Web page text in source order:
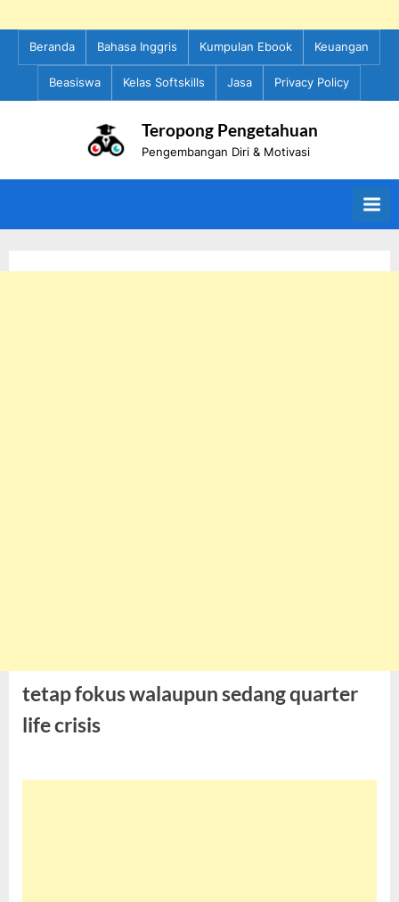
content
Beranda Bahasa Inggris Kumpulan Ebook Keuangan
Beasiswa Kelas Softskills Jasa Privacy Policy
Teropong Pengetahuan
Pengembangan Diri & Motivasi
tetap fokus walaupun sedang quarter
life crisis